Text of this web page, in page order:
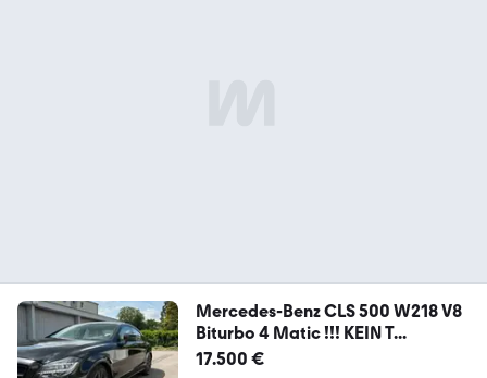
Mercedes-Benz CLS 500 W218 V8
Biturbo 4 Matic !!! KEIN T...
17.500 €